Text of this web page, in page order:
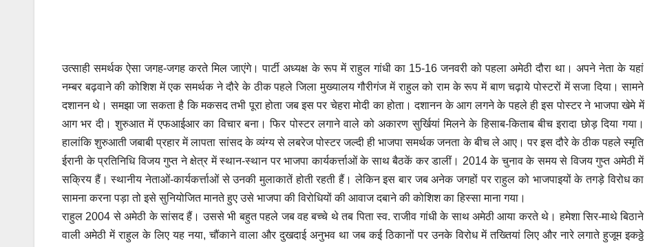
उत्साही समर्थक ऐसा जगह-जगह करते मिल जाएंगे। पार्टी अध्यक्ष के रूप में राहुल गांधी का 15-16 जनवरी को पहला अमेठी दौरा था। अपने नेता के यहां
नम्बर बढ़वाने की कोशिश में एक समर्थक ने दौरे के ठीक पहले जिला मुख्यालय गौरीगंज में राहुल को राम के रूप में बाण चढ़ाये पोस्टरों में सजा दिया। सामने
दशानन थे। समझा जा सकता है कि मकसद तभी पूरा होता जब इस पर चेहरा मोदी का होता। दशानन के आग लगने के पहले ही इस पोस्टर ने भाजपा खेमे में
आग भर दी। शुरुआत में एफआईआर का विचार बना। फिर पोस्टर लगाने वाले को अकारण सुर्खियां मिलने के हिसाब-किताब बीच इरादा छोड़ दिया गया।
हालांकि शुरुआती जबाबी प्रहार में लापता सांसद के व्यंग्य से लबरेज पोस्टर जल्दी ही भाजपा समर्थक जनता के बीच ले आए। पर इस दौरे के ठीक पहले स्मृति
ईरानी के प्रतिनिधि विजय गुप्त ने क्षेत्र में स्थान-स्थान पर भाजपा कार्यकर्त्ताओं के साथ बैठकें कर डालीं। 2014 के चुनाव के समय से विजय गुप्त अमेठी में
सक्रिय हैं। स्थानीय नेताओं-कार्यकर्त्ताओं से उनकी मुलाकातें होती रहती हैं। लेकिन इस बार जब अनेक जगहों पर राहुल को भाजपाइयों के तगड़े विरोध का
सामना करना पड़ा तो इसे सुनियोजित मानते हुए उसे भाजपा की विरोधियों की आवाज दबाने की कोशिश का हिस्सा माना गया।
राहुल 2004 से अमेठी के सांसद हैं। उससे भी बहुत पहले जब वह बच्चे थे तब पिता स्व. राजीव गांधी के साथ अमेठी आया करते थे। हमेशा सिर-माथे बिठाने
वाली अमेठी में राहुल के लिए यह नया, चौंकाने वाला और दुखदाई अनुभव था जब कई ठिकानों पर उनके विरोध में तख्तियां लिए और नारे लगाते हुजूम इकठ्ठे